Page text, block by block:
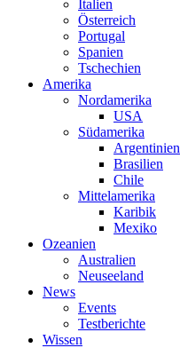
Italien
Österreich
Portugal
Spanien
Tschechien
Amerika
Nordamerika
USA
Südamerika
Argentinien
Brasilien
Chile
Mittelamerika
Karibik
Mexiko
Ozeanien
Australien
Neuseeland
News
Events
Testberichte
Wissen